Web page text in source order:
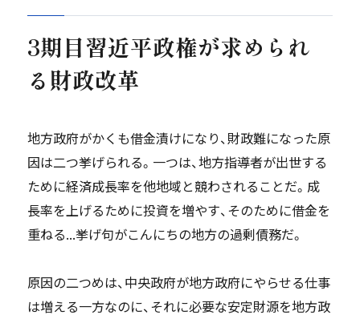
3期目習近平政権が求められ
る財政改革
地方政府がかくも借金漬けになり、財政難になった原
因は二つ挙げられる。一つは、地方指導者が出世する
ために経済成長率を他地域と競わされることだ。成
長率を上げるために投資を増やす、そのために借金を
重ねる...挙げ句がこんにちの地方の過剰債務だ。
原因の二つめは、中央政府が地方政府にやらせる仕事
は増える一方なのに、それに必要な安定財源を地方政